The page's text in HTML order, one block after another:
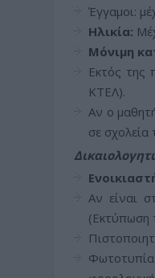
Έγγαμοι:
Ηλικία:
Μόνιμη
Εκτός της
ΚΤΕΛ).
Αν ο
σε
Αν είναι
(Εκτύπωση
Φωτοτυπία